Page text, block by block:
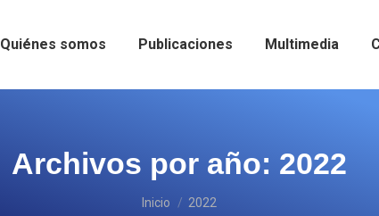
Quiénes somos Publicaciones Multimedia
Archivos por año: 2022
Estás aquí:
Inicio 2022